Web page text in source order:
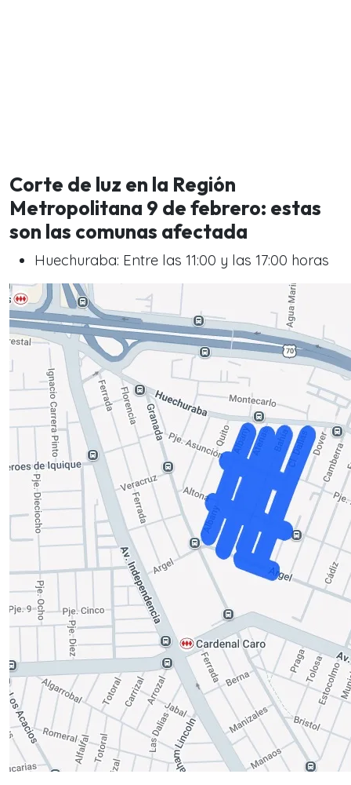
Corte de luz en la Región
Metropolitana 9 de febrero: estas
son las comunas afectada
Huechuraba: Entre las 11:00 y las 17:00 horas